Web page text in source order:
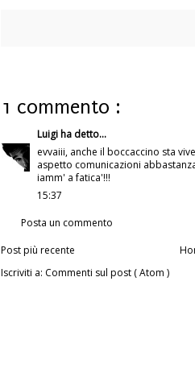
1 commento :
Luigi ha detto...
evvaiii, anche il boccaccino sta
aspetto comunicazioni
iamm' a fatica'!!!
15:37
Posta un commento
Post più recente
Iscriviti a: Commenti sul post ( Atom )